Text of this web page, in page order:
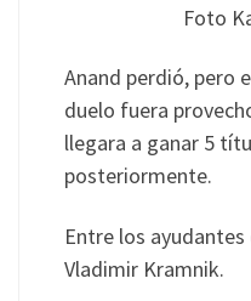
Foto
Anand perdió, pero
duelo fuera
llegara a ganar 5
posteriormente.
Entre los
Vladimir Kramnik.